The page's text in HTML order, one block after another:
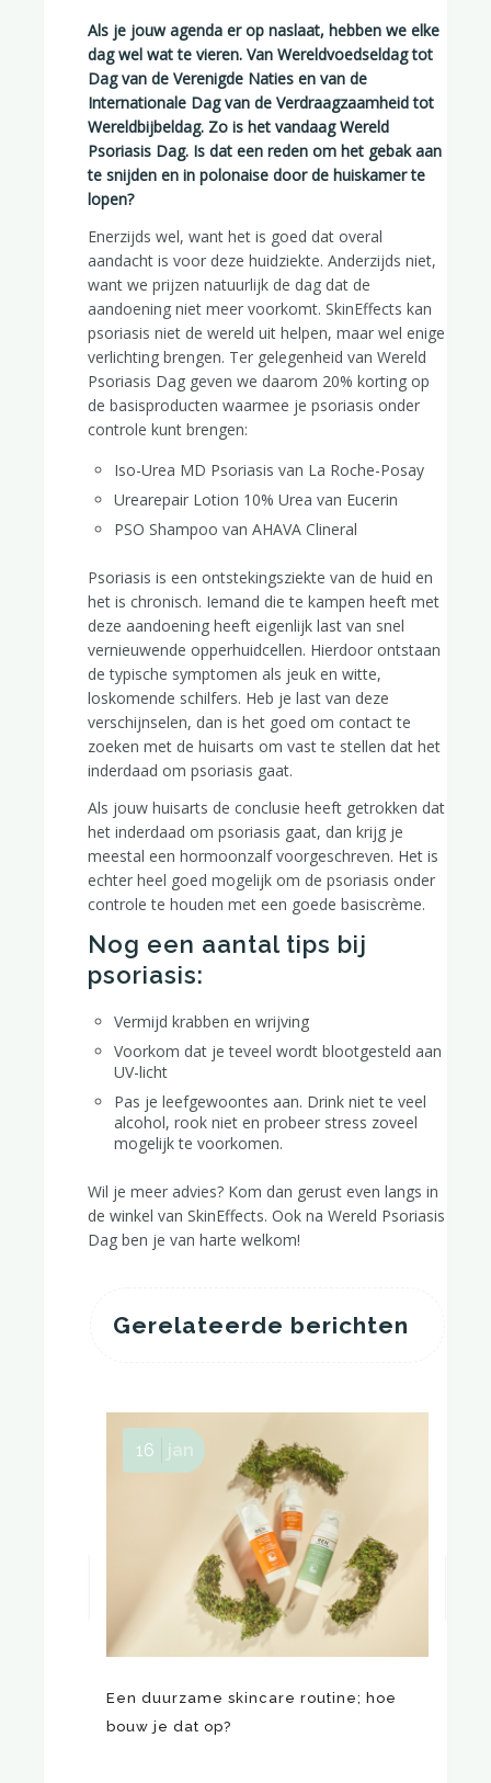
Als je jouw agenda er op naslaat, hebben we elke
dag wel wat te vieren. Van Wereldvoedseldag tot
Dag van de Verenigde Naties en van de
Internationale Dag van de Verdraagzaamheid tot
Wereldbijbeldag. Zo is het vandaag Wereld
Psoriasis Dag. Is dat een reden om het gebak aan
te snijden en in polonaise door de huiskamer te
lopen?
Enerzijds wel, want het is goed dat overal
aandacht is voor deze huidziekte. Anderzijds niet,
want we prijzen natuurlijk de dag dat de
aandoening niet meer voorkomt. SkinEffects kan
psoriasis niet de wereld uit helpen, maar wel enige
verlichting brengen. Ter gelegenheid van Wereld
Psoriasis Dag geven we daarom 20% korting op
de basisproducten waarmee je psoriasis onder
controle kunt brengen:
Iso-Urea MD Psoriasis van La Roche-Posay
Urearepair Lotion 10% Urea van Eucerin
PSO Shampoo van AHAVA Clineral
Psoriasis is een ontstekingsziekte van de huid en
het is chronisch. Iemand die te kampen heeft met
deze aandoening heeft eigenlijk last van snel
vernieuwende opperhuidcellen. Hierdoor ontstaan
de typische symptomen als jeuk en witte,
loskomende schilfers. Heb je last van deze
verschijnselen, dan is het goed om contact te
zoeken met de huisarts om vast te stellen dat het
inderdaad om psoriasis gaat.
Als jouw huisarts de conclusie heeft getrokken dat
het inderdaad om psoriasis gaat, dan krijg je
meestal een hormoonzalf voorgeschreven. Het is
echter heel goed mogelijk om de psoriasis onder
controle te houden met een goede basiscrème.
Nog een aantal tips bij
psoriasis:
Vermijd krabben en wrijving
Voorkom dat je teveel wordt blootgesteld aan
UV-licht
Pas je leefgewoontes aan. Drink niet te veel
alcohol, rook niet en probeer stress zoveel
mogelijk te voorkomen.
Wil je meer advies? Kom dan gerust even langs in
de winkel van SkinEffects. Ook na Wereld Psoriasis
Dag ben je van harte welkom!
Gerelateerde berichten
Een duurzame skincare routine; hoe
bouw je dat op?
16 jan